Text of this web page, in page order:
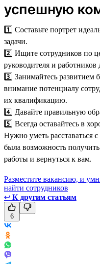
успешную
1️⃣ Составьте портрет
задачи.
2️⃣ Ищите сотрудников по
руководителя и
3️⃣ Занимайтесь развитием
внимание потенциалу
их квалификацию.
4️⃣ Давайте правильную
5️⃣ Всегда оставайтесь в
Нужно уметь расставаться
была возможность
работы и вернуться к вам.
Разместите вакансию, и
найти сотрудников
↩ К другим статьям
6